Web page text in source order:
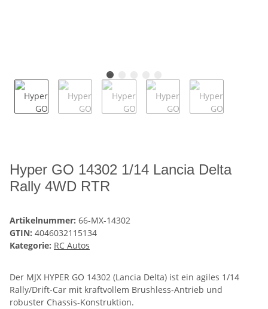
Hyper GO 14302 1/14 Lancia Delta
Rally 4WD RTR
Artikelnummer: 66-MX-14302
GTIN: 4046032115134
Kategorie: RC Autos
Der MJX HYPER GO 14302 (Lancia Delta) ist ein agiles 1/14
Rally/Drift-Car mit kraftvollem Brushless-Antrieb und
robuster Chassis-Konstruktion.